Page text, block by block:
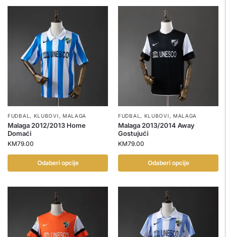
FUDBAL , KLUBOVI , MALAGA
Malaga 2012/2013 Home
Domaći
KM79.00
Odaberi opcije
FUDBAL , KLUBOVI , MALAGA
Malaga 2013/2014 Away
Gostujući
KM79.00
Odaberi opcije